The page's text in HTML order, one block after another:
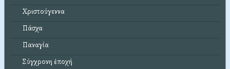
Χριστούγεννα
Πάσχα
Παναγία
Σύγχρονη ἐποχή